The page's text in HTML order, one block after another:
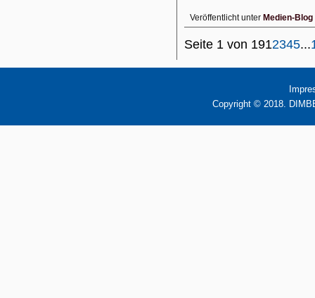
Veröffentlicht unter Medien-Blog
Seite 1 von 1912345...
Copyright © 2018.